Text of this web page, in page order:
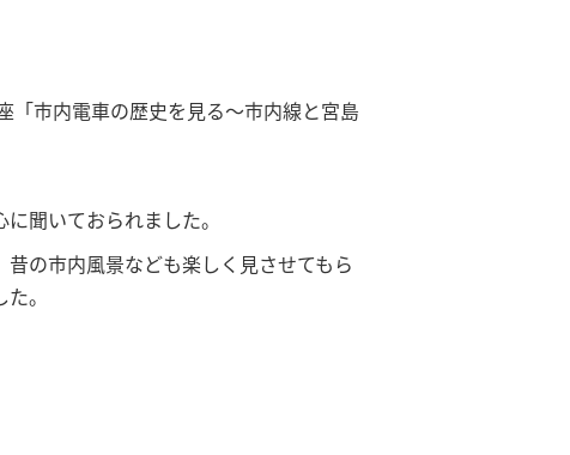
「市内電車の歴史を見る～市内線と宮島
聞いておられました。
の市内風景なども楽しく見させてもら
。